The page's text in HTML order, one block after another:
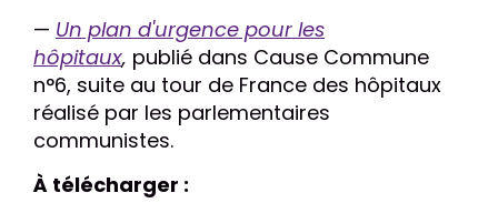
— Un plan d'urgence pour les
hôpitaux, publié dans Cause Commune
n°6, suite au tour de France des hôpitaux
réalisé par les parlementaires
communistes.
À télécharger :